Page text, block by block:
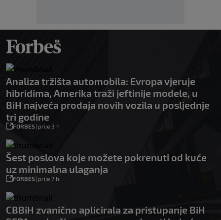
Analiza tržišta automobila: Evropa vjeruje
hibridima, Amerika traži jeftinije modele, u
BiH najveća prodaja novih vozila u posljednje
tri godine
FORBES| prije 3 h
Šest poslova koje možete pokrenuti od kuće
uz minimalna ulaganja
FORBES| prije 7 h
CBBiH zvanično aplicirala za pristupanje BiH